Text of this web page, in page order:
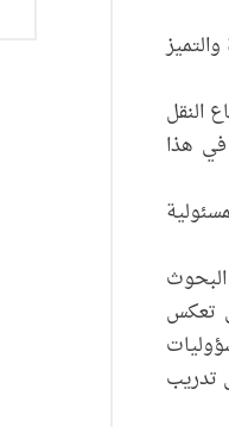
النقل
هذا
تعكس
تدريب